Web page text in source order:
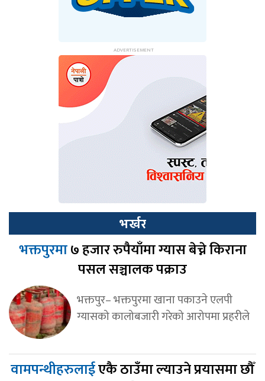
भर्खर
भक्तपुरमा७ हजार रुपैयाँमा ग्यास बेच्ने किराना
पसल सञ्चालक पक्राउ
भक्तपुर– भक्तपुरमा खाना पकाउने एलपी
ग्यासको कालोबजारी गरेको आरोपमा प्रहरीले
वामपन्थीहरुलाईएकै ठाउँमा ल्याउने प्रयासमा छौँ